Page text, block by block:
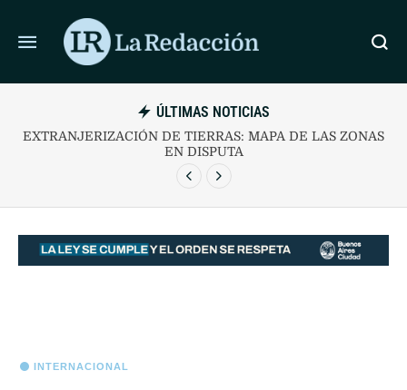
ÚLTIMAS NOTICIAS
DEL
EXTRANJERIZACIÓN DE TIERRAS: MAPA DE
INTERNACIONAL